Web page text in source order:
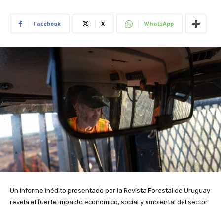
Facebook X WhatsApp
Un informe inédito presentado por la Revista Forestal de Uruguay
revela el fuerte impacto económico, social y ambiental del sector